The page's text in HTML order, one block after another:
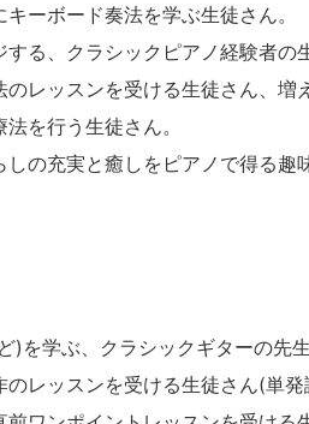
ーボード奏法を学ぶ生徒さん。
る、クラシックピアノ経験者の
レッスンを受ける生徒さん、増
を行う生徒さん。
しの充実と癒しをピアノで得る趣
)を学ぶ、クラシックギターの先
のレッスンを受ける生徒さん(単発